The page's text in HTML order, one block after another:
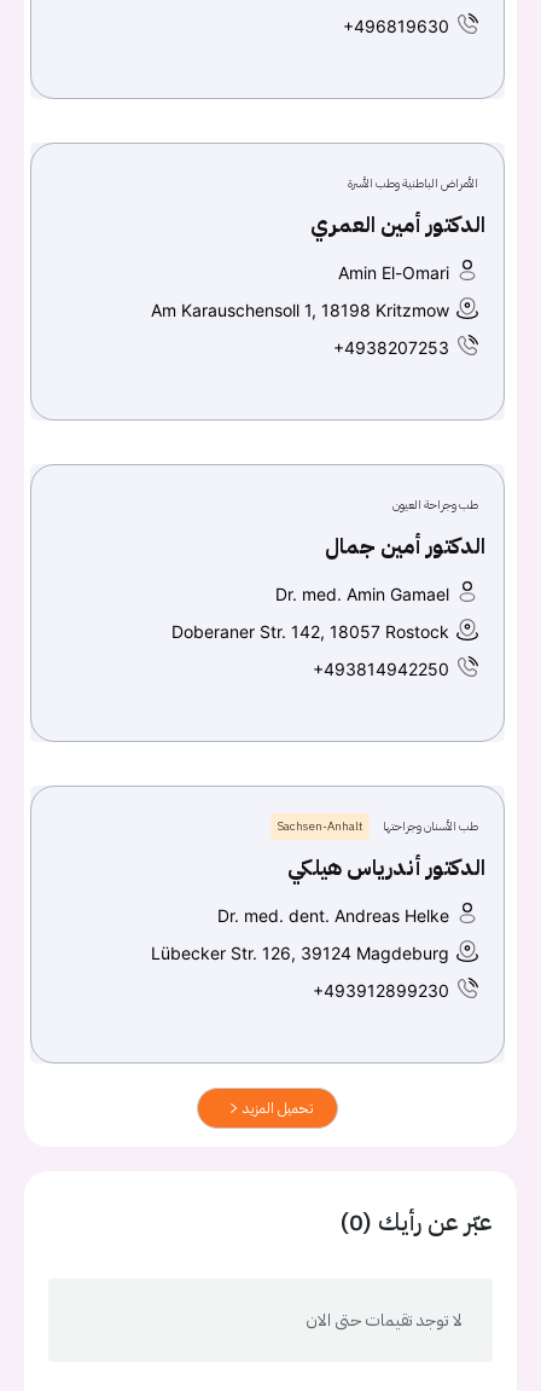
+496819630
الأمراض الباطنية وطب الأسرة
الدكتور أمين العمري
Amin El-Omari
Am Karauschensoll 1, 18198 Kritzmow
+4938207253
طب وجراحة العيون
الدكتور أمين جمال
Dr. med. Amin Gamael
Doberaner Str. 142, 18057 Rostock
+493814942250
طب الأسنان وجراحتها Sachsen-Anhalt
الدكتور أندرياس هيلكي
Dr. med. dent. Andreas Helke
Lübecker Str. 126, 39124 Magdeburg
+493912899230
تحميل المزيد
عبّر عن رأيك (0)
لا توجد تقيمات حتى الان